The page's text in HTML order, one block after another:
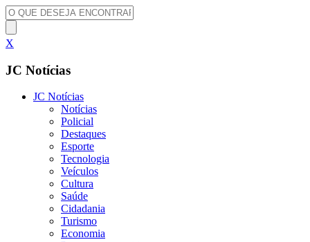
X
JC Notícias
JC Notícias
Notícias
Policial
Destaques
Esporte
Tecnologia
Veículos
Cultura
Saúde
Cidadania
Turismo
Economia